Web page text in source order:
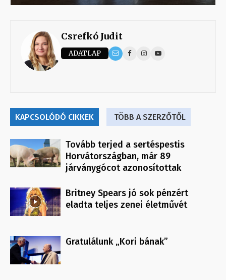
Csrefkó Judit
ADATLAP
KAPCSOLÓDÓ CIKKEK TÖBB A SZERZŐTŐL
Tovább terjed a sertéspestis
Horvátországban, már 89
járványgócot azonosítottak
Britney Spears jó sok pénzért
eladta teljes zenei életművét
Gratulálunk „Kori bának”